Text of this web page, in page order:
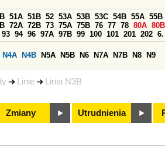
Linie Linia N3B
51A 51B 52 53A 53B 53C 54B 55A 55B
72A 72B 73 75A 75B 76 77 78 80A 80B
93 94 96 97A 97B 99 100 101 201 202 6.
N4A N4B N5A N5B N6 N7A N7B N8 N9
Zmiany Utrudnienia